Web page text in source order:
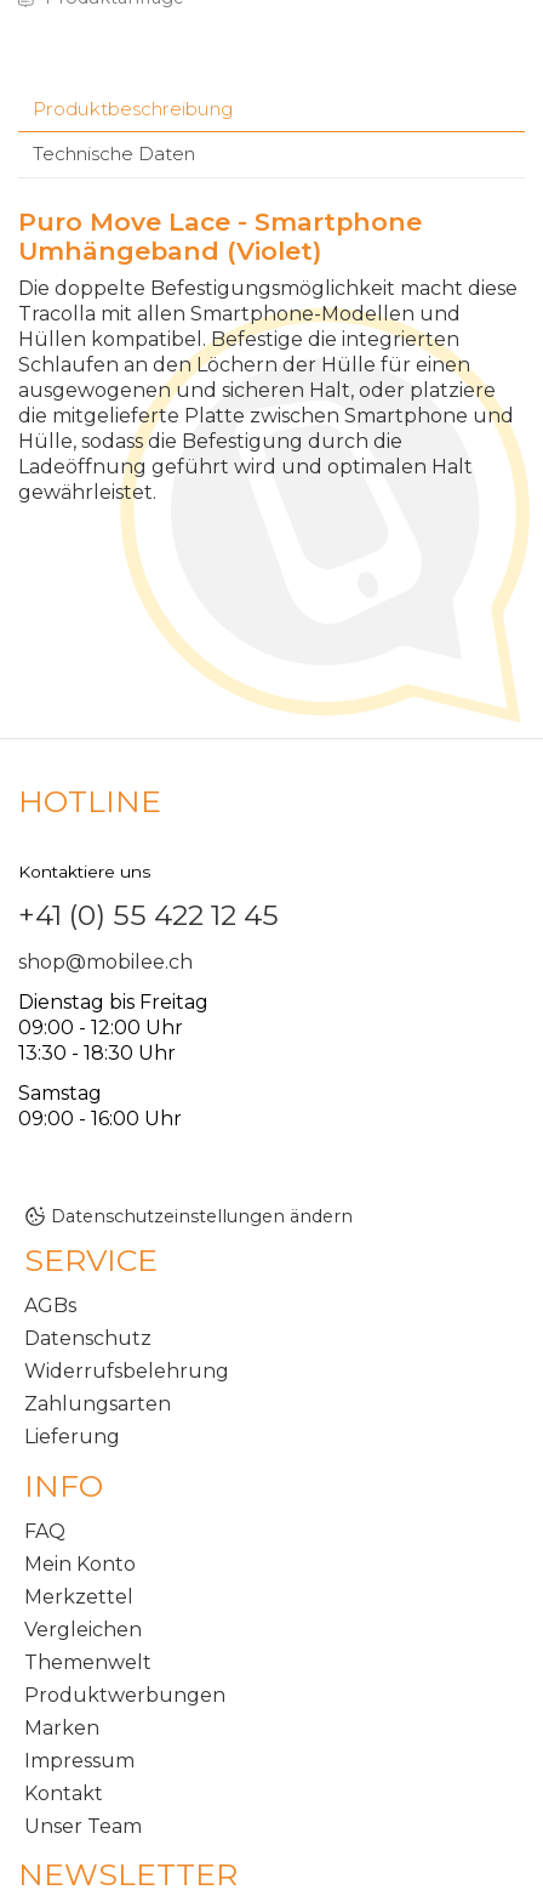
Produktbeschreibung
Technische Daten
Puro Move Lace - Smartphone
Umhängeband (Violet)
Die doppelte Befestigungsmöglichkeit macht diese
Tracolla mit allen Smartphone-Modellen und
Hüllen kompatibel. Befestige die integrierten
Schlaufen an den Löchern der Hülle für einen
ausgewogenen und sicheren Halt, oder platziere
die mitgelieferte Platte zwischen Smartphone und
Hülle, sodass die Befestigung durch die
Ladeöffnung geführt wird und optimalen Halt
gewährleistet.
HOTLINE
Kontaktiere uns
+41 (0) 55 422 12 45
shop@mobilee.ch
Dienstag bis Freitag
09:00 - 12:00 Uhr
13:30 - 18:30 Uhr
Samstag
09:00 - 16:00 Uhr
Datenschutzeinstellungen ändern
SERVICE
AGBs
Datenschutz
Widerrufsbelehrung
Zahlungsarten
Lieferung
INFO
FAQ
Mein Konto
Merkzettel
Vergleichen
Themenwelt
Produktwerbungen
Marken
Impressum
Kontakt
Unser Team
NEWSLETTER